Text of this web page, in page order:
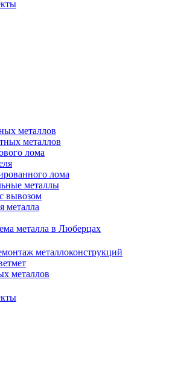
металлов
металлов
лома
лома
металлы
вывозом
металла
металла в Люберцах
металлоконструкций
металлов